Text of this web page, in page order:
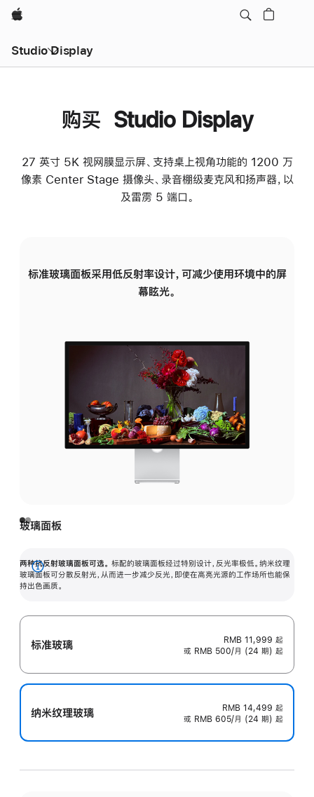
Apple
Studio Display
购买 Studio Display
27 英寸 5K 视网膜显示屏、支持桌上视角功能的 1200 万
像素 Center Stage 摄像头、录音棚级麦克风和扬声器，以
及雷雳 5 端口。
标准玻璃面板采用低反射率设计，可减少使用环境中的屏
幕眩光。
玻璃面板
两种抗反射玻璃面板可选。 标配的玻璃面板经过特别设计，反光率极低。纳米纹理
玻璃面板可分散反射光，从而进一步减少反光，即使在高亮光源的工作场所也能保
持出色画质。
展
开
标准玻璃 RMB 11,999 起
或 RMB 500/月 (24 期) 起
纳米纹理玻璃 RMB 14,499 起
或 RMB 605/月 (24 期) 起